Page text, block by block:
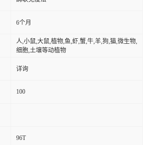
6个月
人,小鼠,大鼠,植物,鱼,虾,蟹,牛,羊,狗,猫,微生物,
细胞,土壤等动植物
详询
100
96T